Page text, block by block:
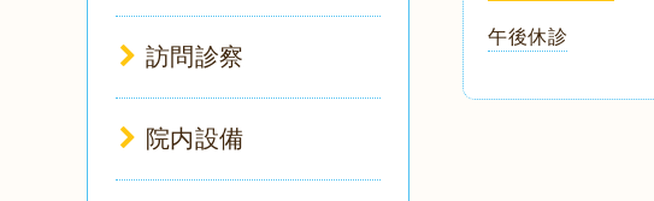
午後休診
訪問診察
院内設備